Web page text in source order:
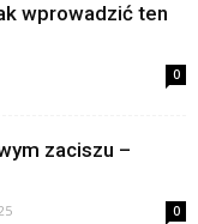
wprowadzić ten
0
zaciszu –
0